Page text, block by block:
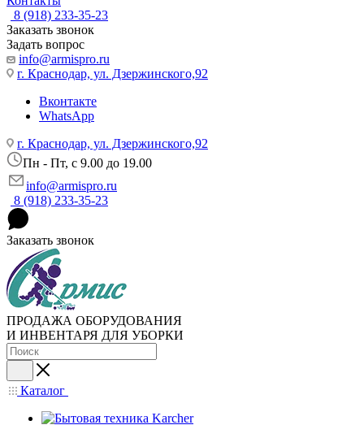
8 (918) 233-35-23
Заказать звонок
Задать вопрос
info@armispro.ru
г. Краснодар, ул. Дзержинского,92
Вконтакте
WhatsApp
г. Краснодар, ул. Дзержинского,92
Пн - Пт, c 9.00 до 19.00
info@armispro.ru
8 (918) 233-35-23
Заказать звонок
ПРОДАЖА ОБОРУДОВАНИЯ
И ИНВЕНТАРЯ ДЛЯ УБОРКИ
Каталог